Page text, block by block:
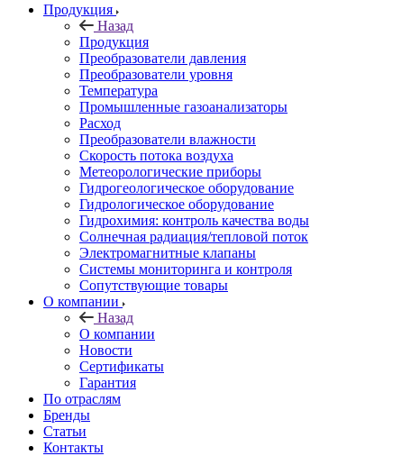
Продукция
Назад
Продукция
Преобразователи давления
Преобразователи уровня
Температура
Промышленные газоанализаторы
Расход
Преобразователи влажности
Скорость потока воздуха
Метеорологические приборы
Гидрогеологическое оборудование
Гидрологическое оборудование
Гидрохимия: контроль качества воды
Солнечная радиация/тепловой поток
Электромагнитные клапаны
Системы мониторинга и контроля
Сопутствующие товары
О компании
Назад
О компании
Новости
Сертификаты
Гарантия
По отраслям
Бренды
Статьи
Контакты